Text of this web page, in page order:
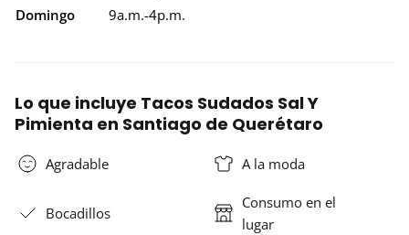
Domingo
9a.m.-4p.m.
Lo que incluye Tacos Sudados Sal Y
Pimienta en Santiago de Querétaro
Agradable A la moda
Bocadillos
Consumo en el
lugar